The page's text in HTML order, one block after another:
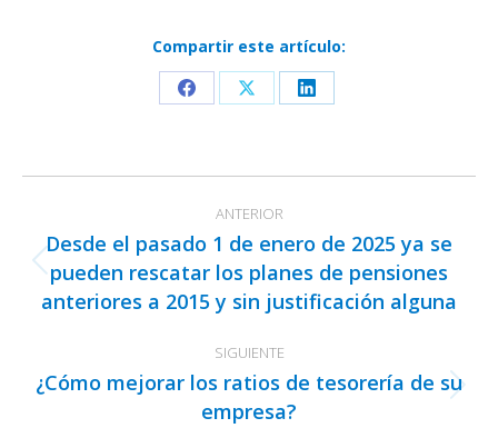
Compartir este artículo:
Share
Facebook
Share
X
Share
LinkedIn
entre
publicaciones
ANTERIOR
Publicación
anterior:
Desde el pasado 1 de enero de 2025 ya se
pueden rescatar los planes de pensiones
anteriores a 2015 y sin justificación alguna
SIGUIENTE
Publicación
siguiente:
¿Cómo mejorar los ratios de tesorería de su
empresa?